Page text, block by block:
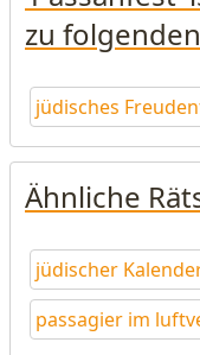
zu
jüdisches
Ähnliche
jüdischer
passagier im